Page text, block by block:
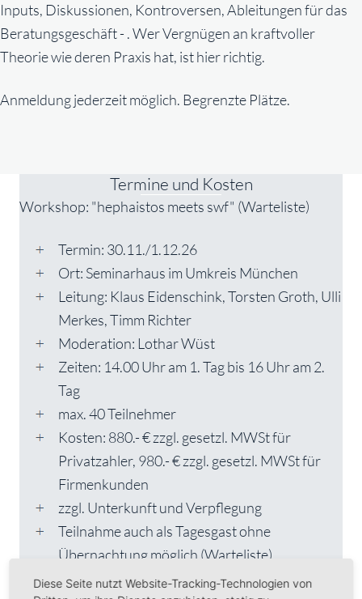
Inputs, Diskussionen, Kontroversen, Ableitungen für das
Beratungsgeschäft - . Wer Vergnügen an kraftvoller
Theorie wie deren Praxis hat, ist hier richtig.
Anmeldung jederzeit möglich. Begrenzte Plätze.
Termine und Kosten
Workshop: "hephaistos meets swf" (Warteliste)
Termin: 30.11./1.12.26
Ort: Seminarhaus im Umkreis München
Leitung: Klaus Eidenschink, Torsten Groth, Ulli
Merkes, Timm Richter
Moderation: Lothar Wüst
Zeiten: 14.00 Uhr am 1. Tag bis 16 Uhr am 2.
Tag
max. 40 Teilnehmer
Kosten: 880.- € zzgl. gesetzl. MWSt für
Privatzahler, 980.- € zzgl. gesetzl. MWSt für
Firmenkunden
zzgl. Unterkunft und Verpflegung
Teilnahme auch als Tagesgast ohne
Übernachtung möglich (Warteliste)
Diese Seite nutzt Website-Tracking-Technologien von